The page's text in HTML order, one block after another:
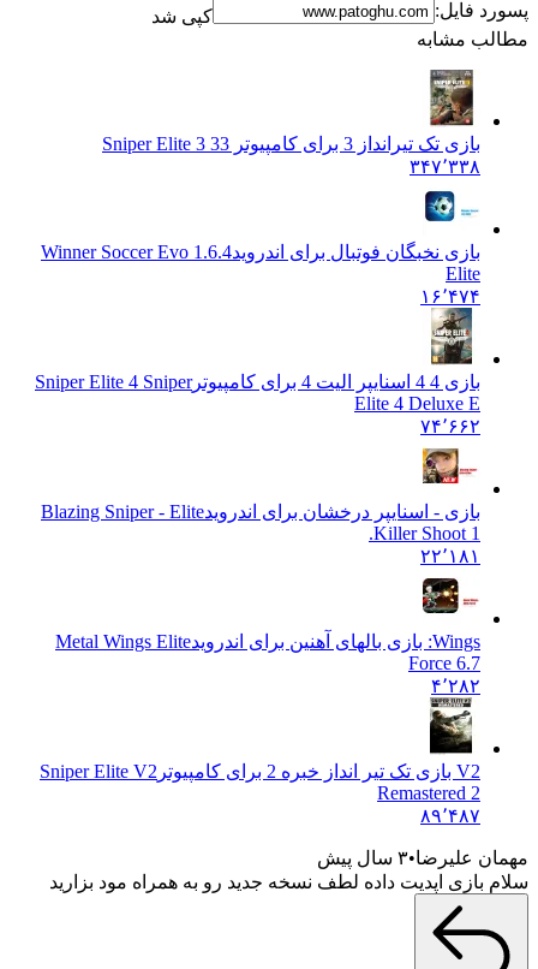
پسورد فایل:
کپی شد
مطالب مشابه
بازی تک تیرانداز 3 برای کامپیوتر 3
3 Sniper Elite 3
۳۴۷٬۳۳۸
بازی نخبگان فوتبال برای اندروید
1.6.4 Winner Soccer Evo
Elite
۱۶٬۴۷۴
بازی 4 4 اسنایپر الیت 4 برای کامپیوتر
Sniper Elite 4 Sniper
Elite 4 Deluxe E
۷۴٬۶۶۲
بازی - اسنایپر درخشان برای اندرویدBlazing Sniper - Elite
Killer Shoot 1.
۲۲٬۱۸۱
Wings: بازی بالهای آهنین برای اندروید
Metal Wings Elite
Force 6.7
۴٬۲۸۲
V2 بازی تک تیر انداز خبره 2 برای کامپیوتر
Sniper Elite V2
Remastered 2
۸۹٬۴۸۷
مهمان علیرضا ۳ سال پیش
سلام بازی اپدیت داده لطف نسخه جدید رو به همراه مود بزارید